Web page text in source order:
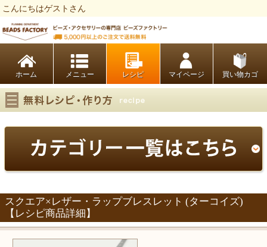
こんにちはゲストさん
ホーム レシピ マイページ 買い物カゴ
スクエア×レザー・ラップブレスレット (ターコイズ)
【レシピ商品詳細】